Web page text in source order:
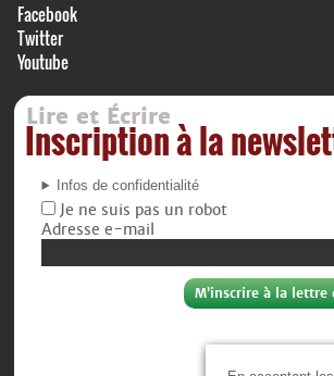
Facebook
Twitter
Youtube
Lire et Écrire
Inscription à la
Infos de confidentialité
Je ne suis pas un robot
Adresse e-mail